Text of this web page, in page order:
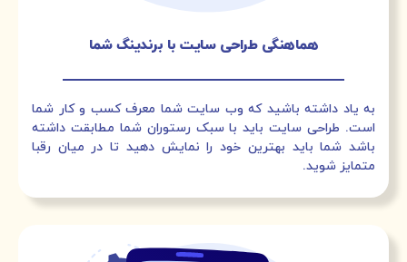
هماهنگی طراحی سایت با برندینگ شما
به یاد داشته باشید که وب سایت شما معرف کسب و کار شما
است. طراحی سایت باید با سبک رستوران شما مطابقت داشته
باشد شما باید بهترین خود را نمایش دهید تا در میان رقبا
متمایز شوید.